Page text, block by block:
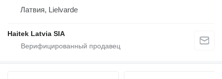
Латвия, Lielvarde
Haitek Latvia SIA